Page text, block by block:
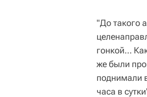
"До такого
гонкой…
же были
поднимали
часа в